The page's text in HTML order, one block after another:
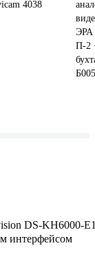
4038
ЭРА
П-2
DS-KH6000-
интерфейсом